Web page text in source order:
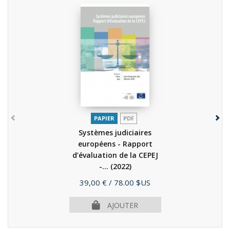
PAPIER PDF
Systèmes judiciaires
européens - Rapport
d’évaluation de la CEPEJ
-... (2022)
Prix
39,00 € / 78.00 $US
AJOUTER